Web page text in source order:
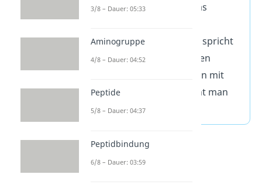
tertiäre Amine. Wenn das
Substituenten aufweist, spricht
man von einem quartären
Ammoniumsalz. Ein Amin mit
Alkylsubstituenten nennt man
Alkylamin.
3/8 – Dauer: 05:33
Aminogruppe
4/8 – Dauer: 04:52
Peptide
5/8 – Dauer: 04:37
Peptidbindung
6/8 – Dauer: 03:59